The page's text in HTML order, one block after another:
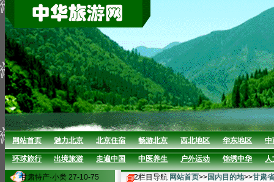
网站首页 魅力北京 北京住宿 畅游北京 西北地区 华东地区 中
环球旅行 出境旅游 走遍中国 中医养生 户外运动 锦绣中华 人
甘肃特产·小类 27-10-75
2栏目导航 网站首页>>国内目的地>>甘肃省